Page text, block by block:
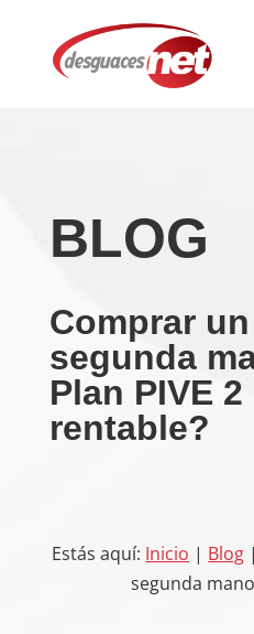
BLOG
Comprar
segunda
Plan PIVE 2
rentable?
Estás aquí: Inicio | Blog
segunda